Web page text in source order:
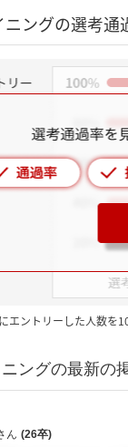
投票する
動画で知
ングの選考通
エントリーした人数を
ングの最新の
ん (26卒)